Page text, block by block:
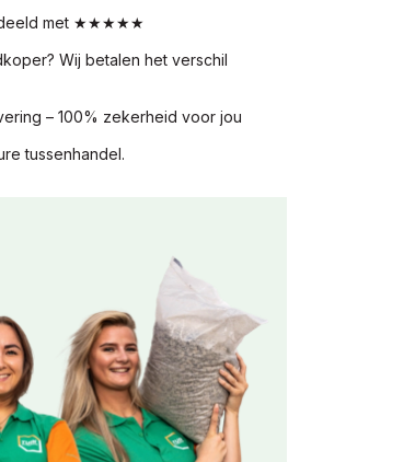
met ★★★★★
Wij betalen het verschil
– 100% zekerheid voor jou
tussenhandel.